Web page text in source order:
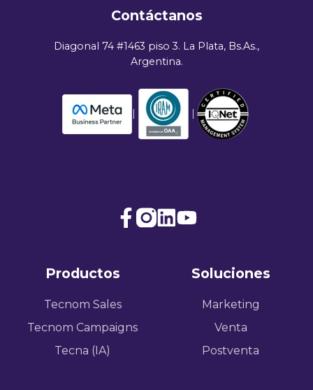
Contáctanos
Diagonal 74 #1463 piso 3. La Plata, Bs.As.,
Argentina.
| |
JoinBrowse
projects
Productos
Tecnom Sales
Tecnom Campaigns
Tecna (IA)
Soluciones
Marketing
Venta
Postventa